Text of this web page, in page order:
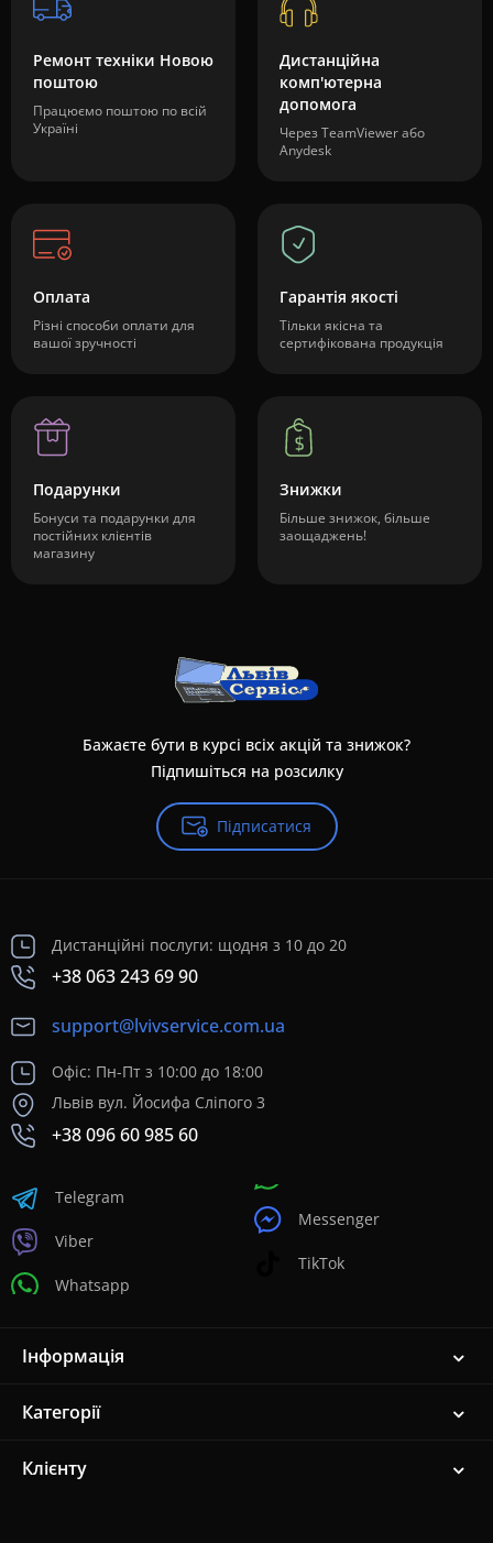
Ремонт техніки Новою
поштою
Працюємо поштою по всій
Україні
Дистанційна
комп'ютерна
допомога
Через TeamViewer або
Anydesk
Оплата
Різні способи оплати для
вашої зручності
Гарантія якості
Тільки якісна та
сертифікована продукція
Подарунки
Бонуси та подарунки для
постійних клієнтів
магазину
Знижки
Більше знижок, більше
заощаджень!
Бажаєте бути в курсі всіх акцій та знижок?
Підпишіться на розсилку
Підписатися
Дистанційні послуги: щодня з 10 до 20
+38 063 243 69 90
support@lvivservice.com.ua
Офіс: Пн-Пт з 10:00 до 18:00
Львів вул. Йосифа Сліпого 3
+38 096 60 985 60
Telegram
Viber
Whatsapp
Messenger
TikTok
Інформація
Категорії
Клієнту